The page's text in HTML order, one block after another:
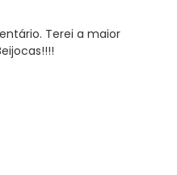
Terei a maior